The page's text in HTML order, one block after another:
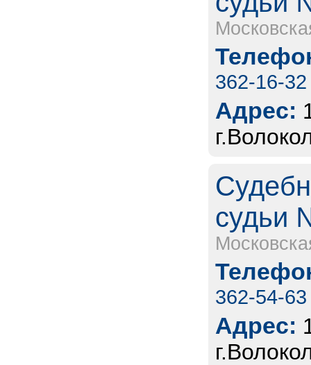
362-16-32
Адрес:
судьи
362-54-63
Адрес: